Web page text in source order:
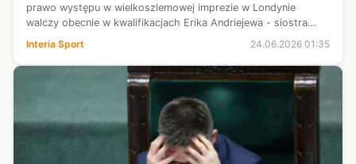
prawo występu w wielkoszlemowej imprezie w Londynie
walczy obecnie w kwalifikacjach Erika Andriejewa - siostra
Chwalińską. Do p...
Interia Sport 24.06.2026 01:35